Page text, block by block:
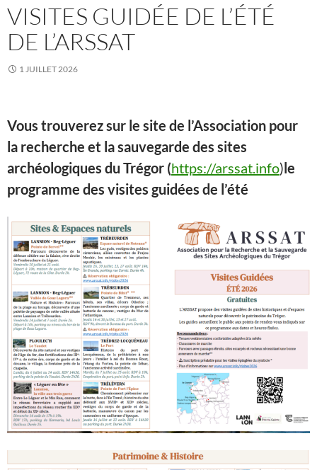
VISITES GUIDÉE DE L’ÉTÉ
DE L’ARSSAT
1 JUILLET 2026
Vous trouverez sur le site de l’Association pour
la recherche et la sauvegarde des sites
archéologiques du Trégor (https://arssat.info)le
programme des visites guidées de l’été